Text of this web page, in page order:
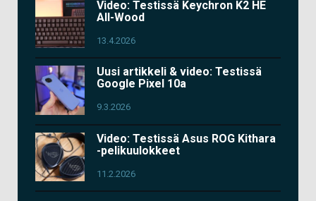
Video: Testissä Keychron K2 HE
All-Wood
13.4.2026
Uusi artikkeli & video: Testissä
Google Pixel 10a
9.3.2026
Video: Testissä Asus ROG Kithara
-pelikuulokkeet
11.2.2026